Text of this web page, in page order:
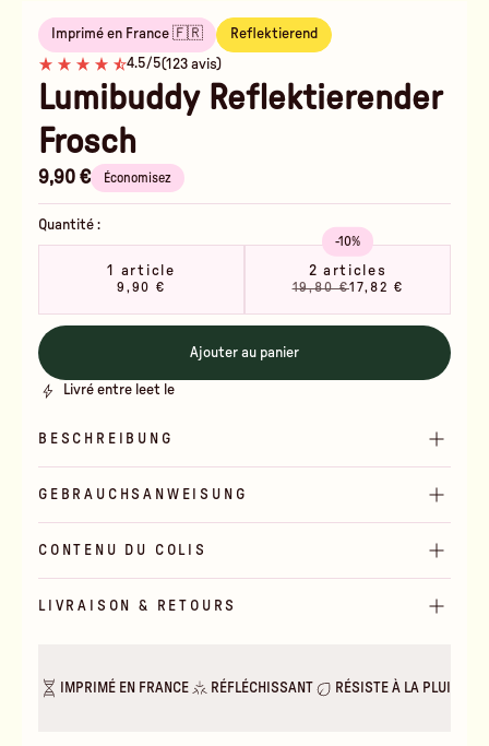
4.5/5(123 avis)
Imprimé en France 🇫🇷 Reflektierend
Lumibuddy Reflektierender
Frosch
9,90 € Économisez
Quantité :
1 article
9,90 €
-10%
2 articles
19,80 €17,82 €
Ajouter au panier
Livré entre leet le
BESCHREIBUNG
GEBRAUCHSANWEISUNG
CONTENU DU COLIS
LIVRAISON & RETOURS
IMPRIMÉ EN FRANCE RÉFLÉCHISSANT RÉSISTE À LA PLUIE &